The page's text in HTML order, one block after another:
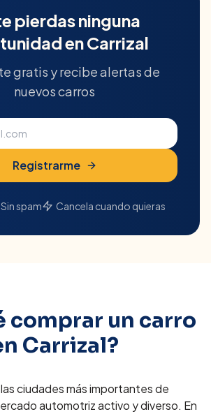
pierdas ninguna
enCarrizal
gratis y recibe alertas de
nuevos carros
Registrarme
Sin spam Cancela cuando quieras
comprar un carro
Carrizal?
ciudades más importantes de
automotriz activo y diverso. En